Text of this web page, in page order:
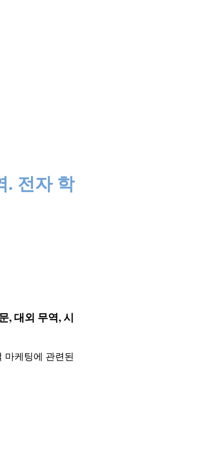
. 전자 학
, 대외 무역, 시
마케팅에 관련된